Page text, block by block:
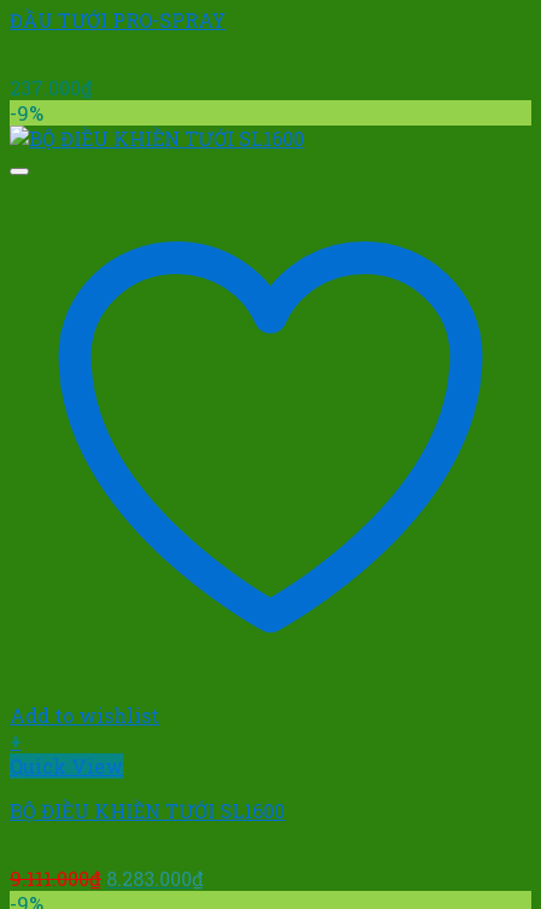
ĐẦU TƯỚI PRO-SPRAY
237.000₫
-9%
Add to wishlist
+
Quick View
BỘ ĐIỀU KHIỀN TƯỚI SL1600
9.111.000₫ Giá
8.283.000₫
-9%